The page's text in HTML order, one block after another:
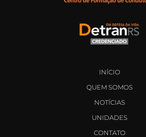
INÍCIO
QUEM SOMOS
NOTÍCIAS
UNIDADES
CONTATO